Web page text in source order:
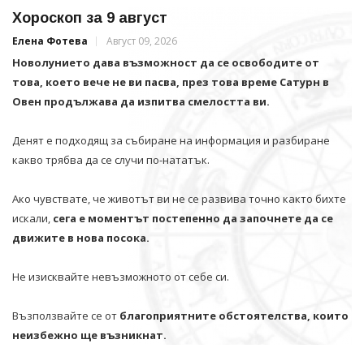
Хороскоп за 9 август
Елена Фотева Август 09, 2026
Новолунието дава възможност да се освободите от
това, което вече не ви пасва, през това време Сатурн в
Овен продължава да изпитва смелостта ви.
Денят е подходящ за събиране на информация и разбиране
какво трябва да се случи по-нататък.
Ако чувствате, че животът ви не се развива точно както бихте
искали, сега е моментът постепенно да започнете да се
движите в нова посока.
Не изисквайте невъзможното от себе си.
Възползвайте се от благоприятните обстоятелства, които
неизбежно ще възникнат.